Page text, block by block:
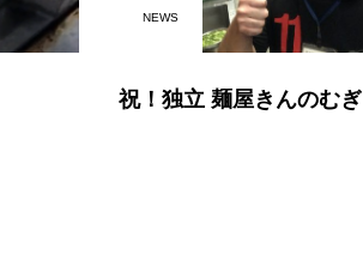
NEWS
祝！独立 麺屋きんのむぎ